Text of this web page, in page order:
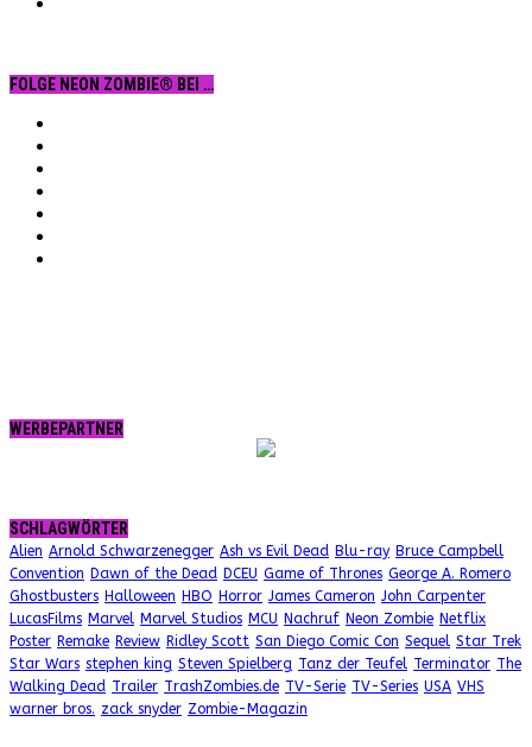
FOLGE NEON ZOMBIE® BEI …
WERBEPARTNER
SCHLAGWÖRTER
Alien Arnold Schwarzenegger Ash vs Evil Dead Blu-ray Bruce Campbell
Convention Dawn of the Dead DCEU Game of Thrones George A. Romero
Ghostbusters Halloween HBO Horror James Cameron John Carpenter
LucasFilms Marvel Marvel Studios MCU Nachruf Neon Zombie Netflix
Poster Remake Review Ridley Scott San Diego Comic Con Sequel Star Trek
Star Wars stephen king Steven Spielberg Tanz der Teufel Terminator The
Walking Dead Trailer TrashZombies.de TV-Serie TV-Series USA VHS
warner bros. zack snyder Zombie-Magazin